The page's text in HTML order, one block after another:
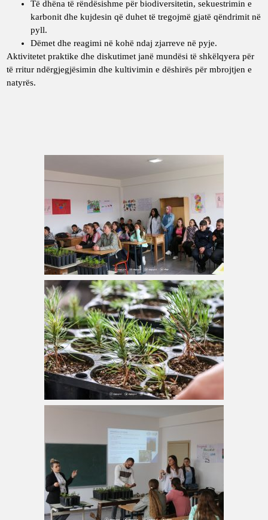
Të dhëna të rëndësishme për biodiversitetin, sekuestrimin e
karbonit dhe kujdesin që duhet të tregojmë gjatë qëndrimit në
pyll.
Dëmet dhe reagimi në kohë ndaj zjarreve në pyje.
Aktivitetet praktike dhe diskutimet janë mundësi të shkëlqyera për
të rritur ndërgjegjësimin dhe kultivimin e dëshirës për mbrojtjen e
natyrës.